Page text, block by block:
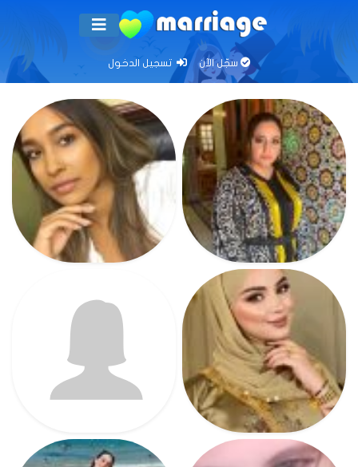
سجّل الآن تسجيل الدخول